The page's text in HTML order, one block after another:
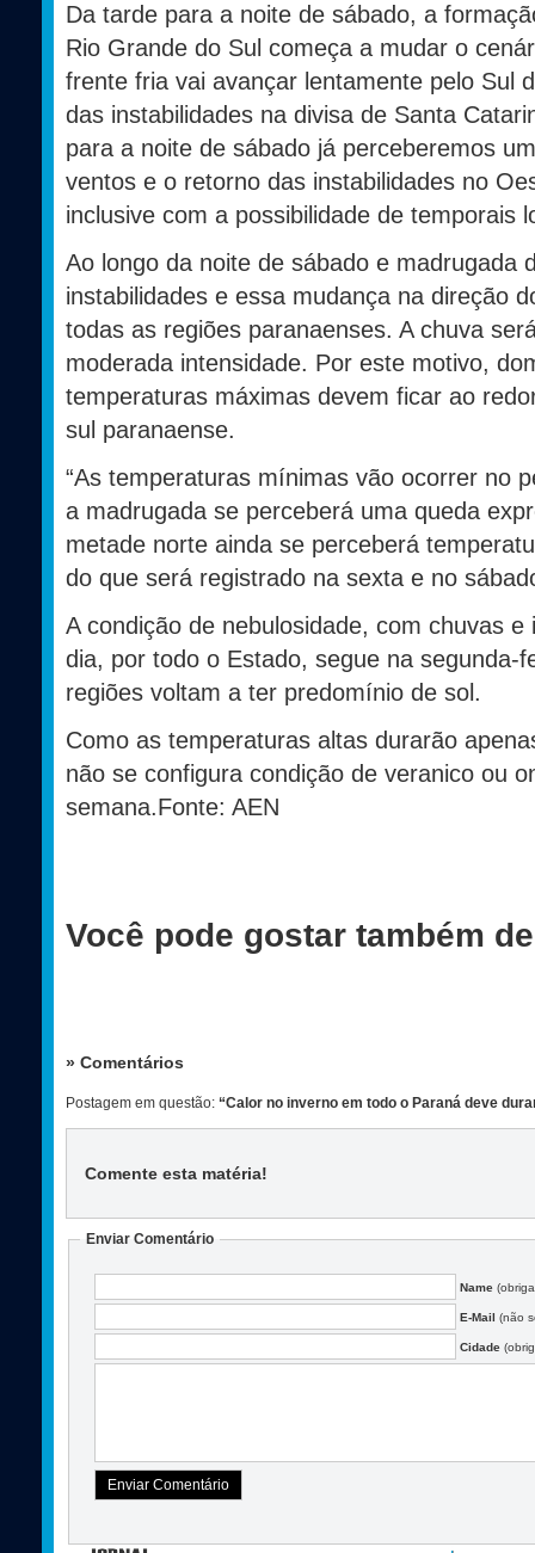
Da tarde para a noite de sábado, a
Rio Grande do Sul começa a mudar o
frente fria vai avançar lentamente pelo Sul
das instabilidades na divisa de Santa
para a noite de sábado já perceberemos
ventos e o retorno das instabilidades no
inclusive com a possibilidade de temporais
Ao longo da noite de sábado e madrugada
instabilidades e essa mudança na direção
todas as regiões paranaenses. A chuva
moderada intensidade. Por este motivo,
temperaturas máximas devem ficar ao
sul paranaense.
“As temperaturas mínimas vão ocorrer no
a madrugada se perceberá uma queda
metade norte ainda se perceberá
do que será registrado na sexta e no
A condição de nebulosidade, com chuvas
dia, por todo o Estado, segue na segunda-
regiões voltam a ter predomínio de sol.
Como as temperaturas altas durarão
não se configura condição de veranico ou
semana.Fonte: AEN
Você pode gostar também
» Comentários
Postagem em questão: “Calor no inverno em todo o Paraná deve
Comente esta matéria!
Enviar Comentário
Name
E-Mail (não
Cidade